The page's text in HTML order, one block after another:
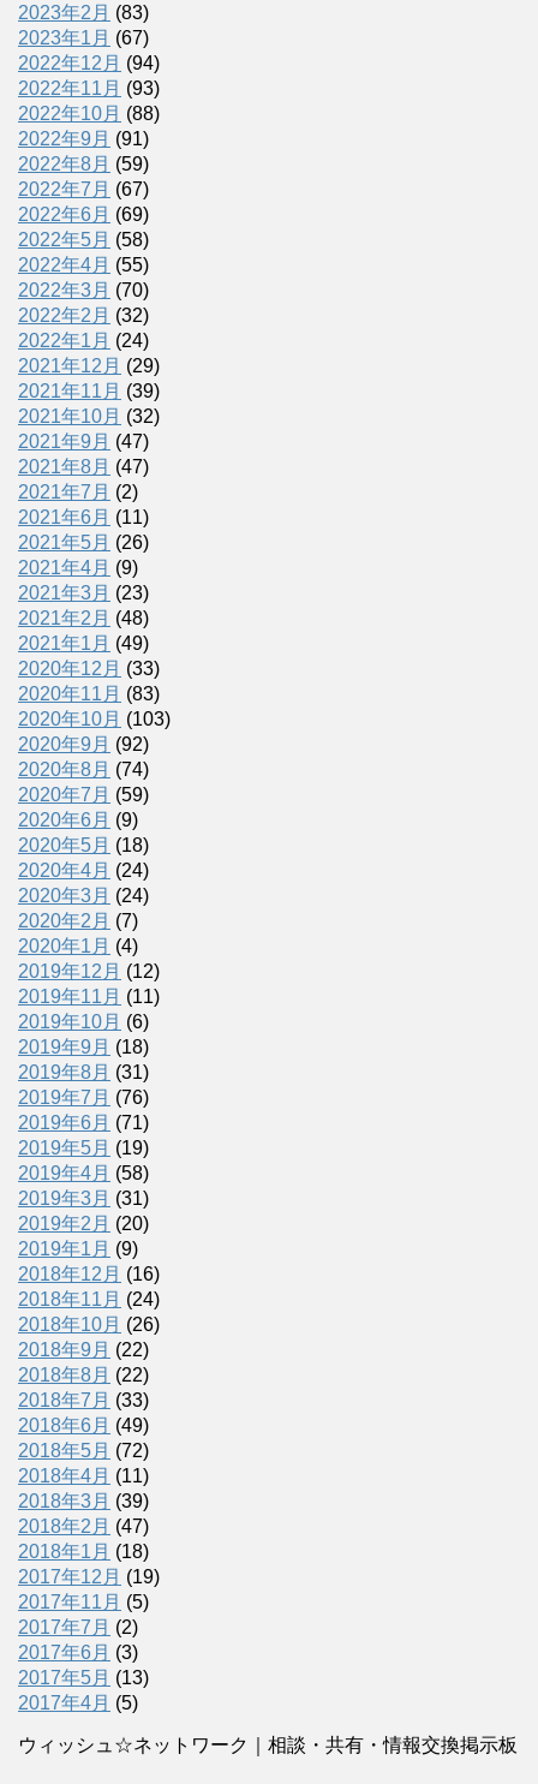
2023年2月 (83)
2023年1月 (67)
2022年12月 (94)
2022年11月 (93)
2022年10月 (88)
2022年9月 (91)
2022年8月 (59)
2022年7月 (67)
2022年6月 (69)
2022年5月 (58)
2022年4月 (55)
2022年3月 (70)
2022年2月 (32)
2022年1月 (24)
2021年12月 (29)
2021年11月 (39)
2021年10月 (32)
2021年9月 (47)
2021年8月 (47)
2021年7月 (2)
2021年6月 (11)
2021年5月 (26)
2021年4月 (9)
2021年3月 (23)
2021年2月 (48)
2021年1月 (49)
2020年12月 (33)
2020年11月 (83)
2020年10月 (103)
2020年9月 (92)
2020年8月 (74)
2020年7月 (59)
2020年6月 (9)
2020年5月 (18)
2020年4月 (24)
2020年3月 (24)
2020年2月 (7)
2020年1月 (4)
2019年12月 (12)
2019年11月 (11)
2019年10月 (6)
2019年9月 (18)
2019年8月 (31)
2019年7月 (76)
2019年6月 (71)
2019年5月 (19)
2019年4月 (58)
2019年3月 (31)
2019年2月 (20)
2019年1月 (9)
2018年12月 (16)
2018年11月 (24)
2018年10月 (26)
2018年9月 (22)
2018年8月 (22)
2018年7月 (33)
2018年6月 (49)
2018年5月 (72)
2018年4月 (11)
2018年3月 (39)
2018年2月 (47)
2018年1月 (18)
2017年12月 (19)
2017年11月 (5)
2017年7月 (2)
2017年6月 (3)
2017年5月 (13)
2017年4月 (5)
ウィッシュ☆ネットワーク｜相談・共有・情報交換掲示板